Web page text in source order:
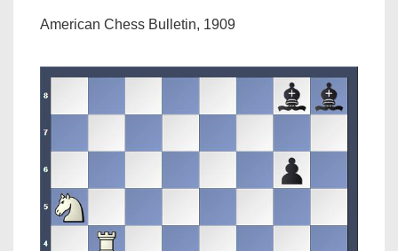
American Chess Bulletin, 1909